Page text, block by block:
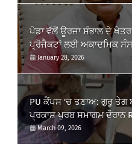
ਪੇਡਾ ਵੱਲੋਂ ਊਰਜਾ ਸੰਭਾਲ ਦੇ
ਪ੍ਰੋਜੈਕਟਾਂ ਲਈ ਅਕਾਦਮਿਕ
ਸਹੀਬੱਧ
January 28, 2026
PU ਕੈਂਪਸ 'ਚ ਤਣਾਅ: ਗੁਰੂ ਤੇਗ
ਪ੍ਰਕਾਸ਼ ਪੁਰਬ ਸਮਾਗਮ ਦੌਰਾਨ
'ਤੇ ਵਿਦਿਆਰਥੀਆਂ ਦਾ ਵਿਰੋਧ
March 09, 2026